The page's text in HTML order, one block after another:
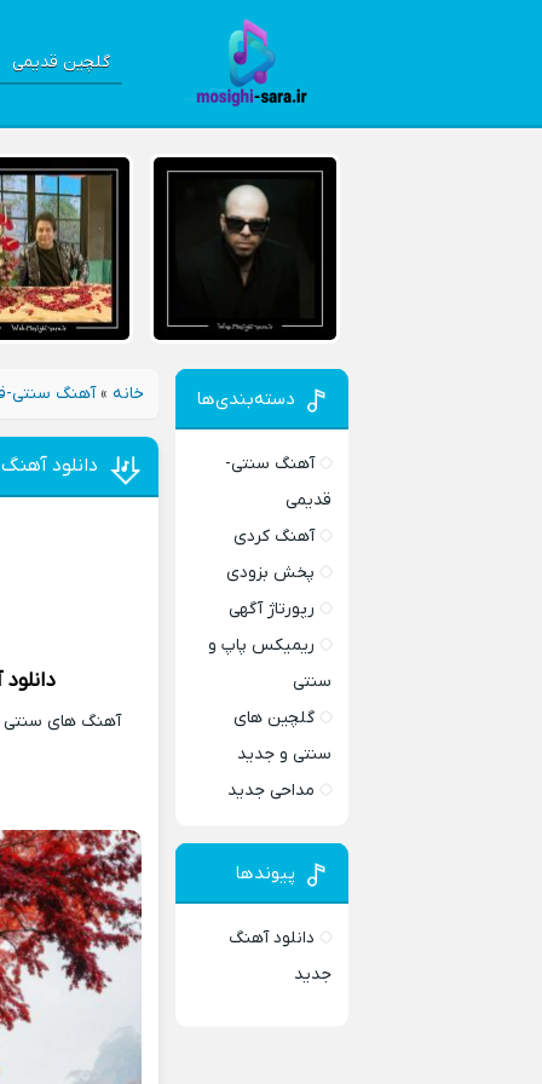
گلچین قدیمی
خانه »آهنگ سنتی-
دانلود
آهنگ های سنتی
دسته‌بندی‌ها
آهنگ سنتی-
قدیمی
آهنگ کردی
پخش بزودی
رپورتاژ آگهی
ریمیکس پاپ و
سنتی
گلچین های
سنتی و جدید
مداحی جدید
پیوندها
دانلود آهنگ
جدید